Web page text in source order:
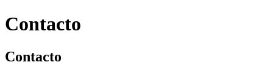
Contacto
Contacto